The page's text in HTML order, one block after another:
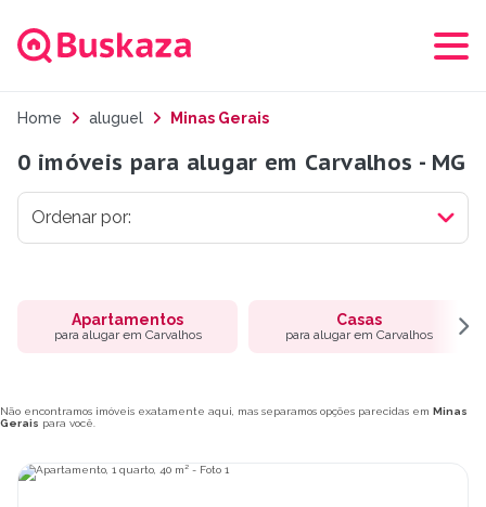
Home aluguel Minas Gerais
0 imóveis para alugar em Carvalhos - MG
Apartamentos
para alugar em Carvalhos
Casas
para alugar em Carvalhos
Não encontramos imóveis exatamente aqui, mas separamos opções parecidas em Minas
Gerais para você.